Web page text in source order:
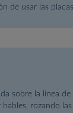
de usar las
sobre la línea
rozando